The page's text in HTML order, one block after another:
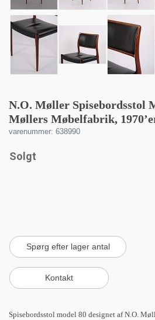
N.O. Møller Spisebordsstol
Møllers Møbelfabrik,
varenummer: 638990
Solgt
Spisebordsstol model 80 designet af N.O.